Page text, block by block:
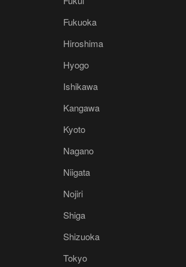
Fukuoka
Hiroshima
Hyogo
Ishikawa
Kangawa
Kyoto
Nagano
Niigata
Nojiri
Shiga
Shizuoka
Tokyo